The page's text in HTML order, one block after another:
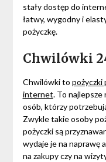
stały dostęp do
łatwy, wygodny i
pożyczkę.
Chwilówki
Chwilówki to pożyczki
internet. To najlepsze
osób, którzy
Zwykle takie osoby
pożyczki są
wydaje je na naprawę
na zakupy czy na